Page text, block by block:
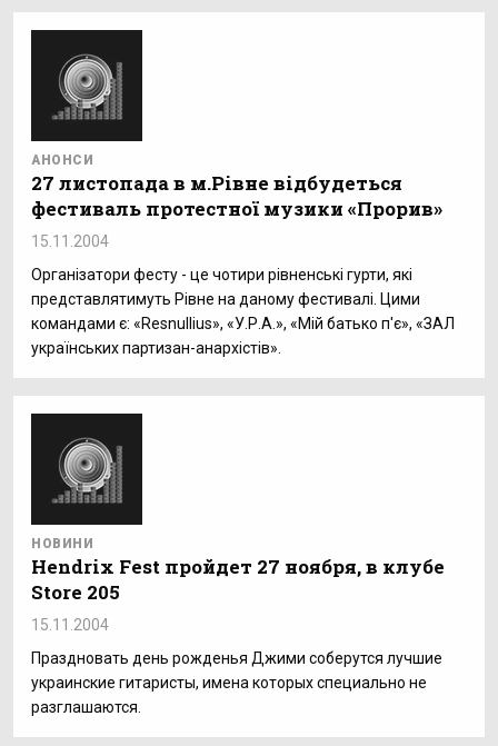
АНОНСИ
27 листопада в м.Рівне відбудеться
фестиваль протестної музики «Прорив»
15.11.2004
Організатори фесту - це чотири рівненські гурти, які
представлятимуть Рівне на даному фестивалі. Цими
командами є: «Resnullius», «У.Р.А.», «Мій батько п'є», «ЗАЛ
українських партизан-анархістів».
НОВИНИ
Hendrix Fest пройдет 27 ноября, в клубе
Store 205
15.11.2004
Праздновать день рожденья Джими соберутся лучшие
украинские гитаристы, имена которых специально не
разглашаются.